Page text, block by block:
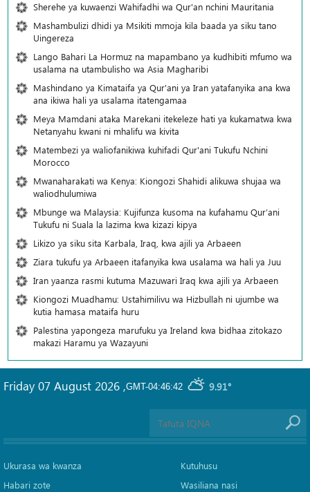
Sherehe ya kuwaenzi Wahifadhi wa Qur'an nchini Mauritania
Mashambulizi dhidi ya Msikiti mmoja kila baada ya siku tano
Uingereza
Lango Bahari La Hormuz na mapambano ya kudhibiti mfumo wa
usalama na utambulisho wa Asia Magharibi
Mashindano ya Kimataifa ya Qur'ani ya Iran yatafanyika ana kwa
ana ikiwa hali ya usalama itatengamaa
Meya Mamdani ataka Marekani itekeleze hati ya kukamatwa kwa
Netanyahu kwani ni mhalifu wa kivita
Matembezi ya waliofanikiwa kuhifadi Qur'ani Tukufu Nchini
Morocco
Mwanaharakati wa Kenya: Kiongozi Shahidi alikuwa shujaa wa
waliodhulumiwa
Mbunge wa Malaysia: Kujifunza kusoma na kufahamu Qur’ani
Tukufu ni Suala la lazima kwa kizazi kipya
Likizo ya siku sita Karbala, Iraq, kwa ajili ya Arbaeen
Ziara tukufu ya Arbaeen itafanyika kwa usalama wa hali ya Juu
Iran yaanza rasmi kutuma Mazuwari Iraq kwa ajili ya Arbaeen
Kiongozi Muadhamu: Ustahimilivu wa Hizbullah ni ujumbe wa
kutia hamasa mataifa huru
Palestina yapongeza marufuku ya Ireland kwa bidhaa zitokazo
makazi Haramu ya Wazayuni
GMT-04:46:42 9.91°
Friday 07 August 2026 ,
Ukurasa wa kwanza
Habari zote
Kutuhusu
Wasiliana nasi